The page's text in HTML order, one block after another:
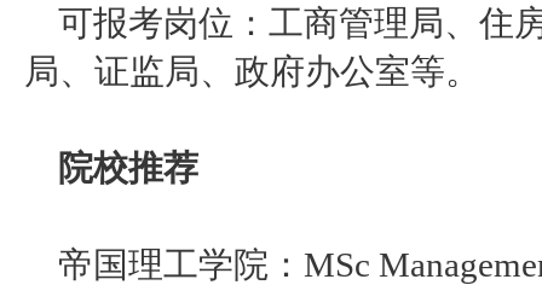
可报考岗位：工商管理局、住
局、证监局、政府办公室等。
院校推荐
帝国理工学院： MSc